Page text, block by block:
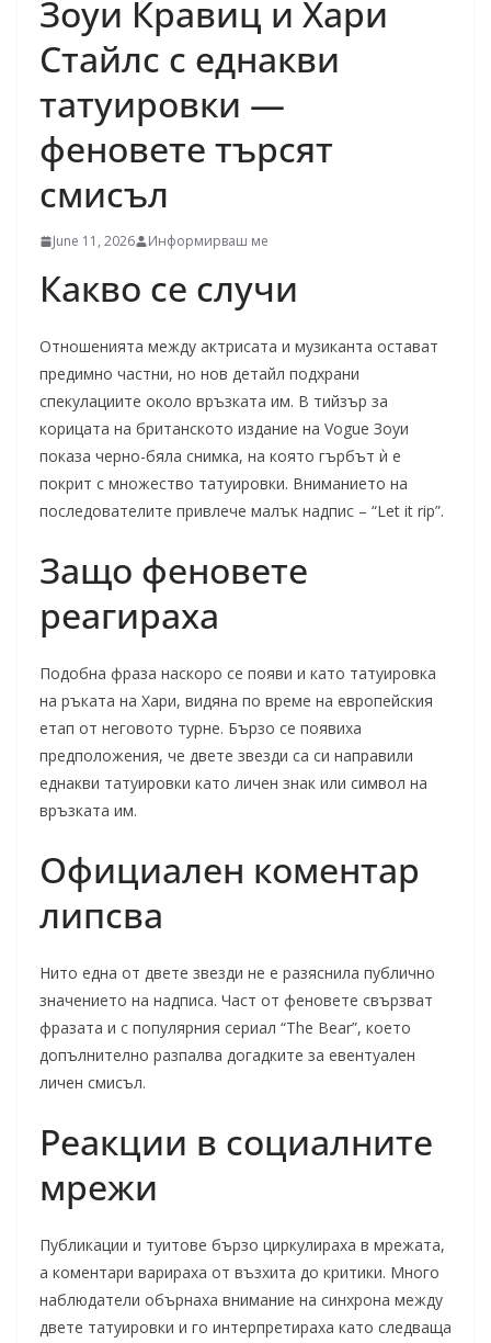
Зоуи Кравиц и Хари
Стайлс с еднакви
татуировки —
феновете търсят
смисъл
June 11, 2026 Информирваш ме
Какво се случи
Отношенията между актрисата и музиканта остават
предимно частни, но нов детайл подхрани
спекулациите около връзката им. В тийзър за
корицата на британското издание на Vogue Зоуи
показа черно-бяла снимка, на която гърбът ѝ е
покрит с множество татуировки. Вниманието на
последователите привлече малък надпис – “Let it rip”.
Защо феновете
реагираха
Подобна фраза наскоро се появи и като татуировка
на ръката на Хари, видяна по време на европейския
етап от неговото турне. Бързо се появиха
предположения, че двете звезди са си направили
еднакви татуировки като личен знак или символ на
връзката им.
Официален коментар
липсва
Нито една от двете звезди не е разяснила публично
значението на надписа. Част от феновете свързват
фразата и с популярния сериал “The Bear”, което
допълнително разпалва догадките за евентуален
личен смисъл.
Реакции в социалните
мрежи
Публикации и туитове бързо циркулираха в мрежата,
а коментари варираха от възхита до критики. Много
наблюдатели обърнаха внимание на синхрона между
двете татуировки и го интерпретираха като следваща